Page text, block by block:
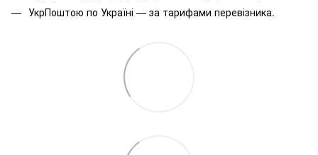
УкрПоштою по Україні — за тарифами перевізника.